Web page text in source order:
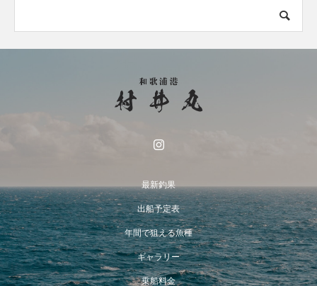
最新釣果
出船予定表
年間で狙える魚種
ギャラリー
乗船料金